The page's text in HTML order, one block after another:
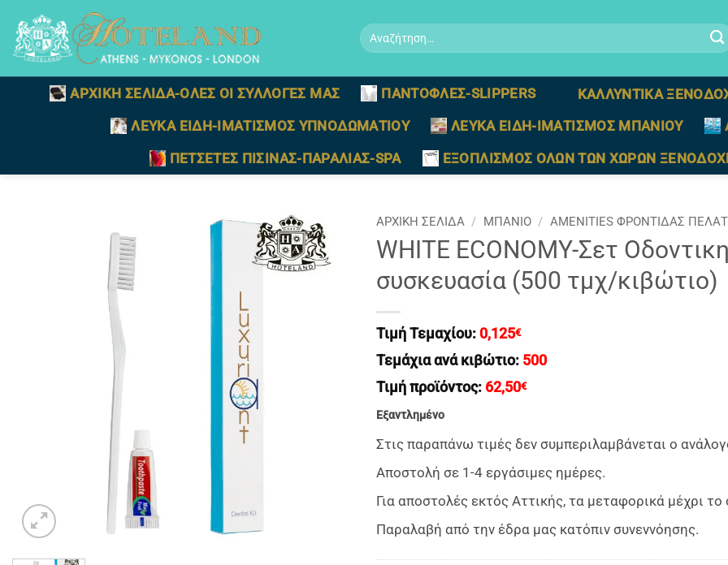
στο
περιεχόμενο
Αναζήτηση
για:
ΑΡΧΙΚΗ ΣΕΛΙΔΑ-ΟΛΕΣ ΟΙ ΣΥΛΛΟΓΕΣ ΜΑΣ ΠΑΝΤΟΦΛΕΣ-SLIPPERS
ΚΑΛΛΥΝΤΙΚΑ
ΛΕΥΚΑ ΕΙΔΗ-ΙΜΑΤΙΣΜΟΣ ΥΠΝΟΔΩΜΑΤΙΟΥ
ΛΕΥΚΑ ΕΙΔΗ-ΙΜΑΤΙΣΜΟΣ ΜΠΑΝΙΟΥ
ΠΕΤΣΕΤΕΣ ΠΙΣΙΝΑΣ-ΠΑΡΑΛΙΑΣ-SPA
ΕΞΟΠΛΙΣΜΟΣ ΟΛΩΝ ΤΩΝ ΧΩΡΩΝ
ΑΡΧΙΚΉ ΣΕΛΊΔΑ / ΜΠΑΝΙΟ / AMENITIES ΦΡΟΝΤΙΔΑΣ
WHITE ECONOMY-Σετ
συσκευασία (500 τμχ/κιβώτιο)
Τιμή Τεμαχίου: 0,125€
Τεμάχια ανά κιβώτιο: 500
Τιμή προϊόντος: 62,50€
Εξαντλημένο
Στις παραπάνω τιμές δεν συμπεριλαμβάνεται ο
Αποστολή σε 1-4 εργάσιμες ημέρες.
Για αποστολές εκτός Αττικής, τα μεταφορικά μέχρι
Παραλαβή από την έδρα μας κατόπιν συνεννόησης.